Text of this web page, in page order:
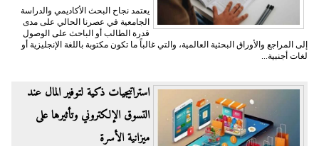
يعتمد نجاح البحث الأكاديمي والدراسة
الجامعية في عصرنا الحالي على مدى
قدرة الطالب أو الباحث على الوصول
إلى المراجع والأوراق البحثية العالمية، والتي غالباً ما تكون مكتوبة باللغة الإنجليزية أو
لغات أجنبية...
​استراتيجيات ذكية لتوفير المال عند
التسوق الإلكتروني وتأثيرها على
ميزانية الأسرة